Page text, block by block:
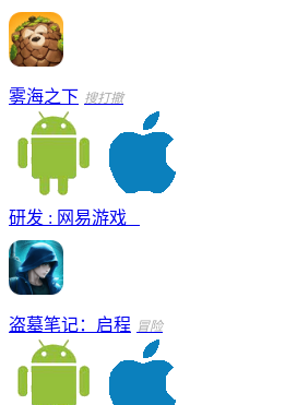
雾海之下 搜打撤
研发 : 网易游戏
盗墓笔记：启程 冒险